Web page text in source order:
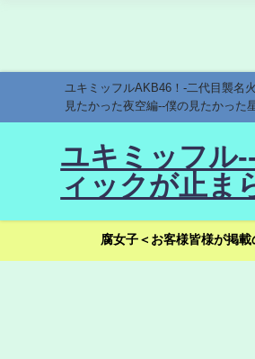
ユキミッフルAKB46！-二代目襲名
見たかった夜空編--僕の見たかった
ユキミッフル
ィックが止ま
腐女子＜お客様皆様が掲